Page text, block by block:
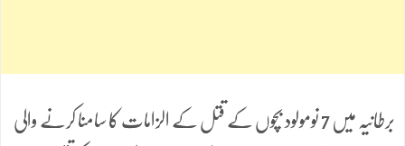
برطانیہ میں 7 نومولود بچوں کے قتل کے الزامات کا سامنا کرنے والی